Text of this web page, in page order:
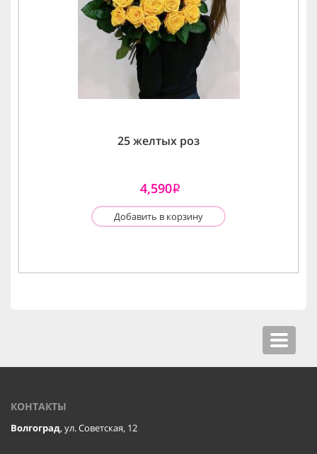
25 желтых роз
4,590i
Добавить в корзину
Toggle
КОНТАКТЫ
Волгоград, ул. Советская, 12